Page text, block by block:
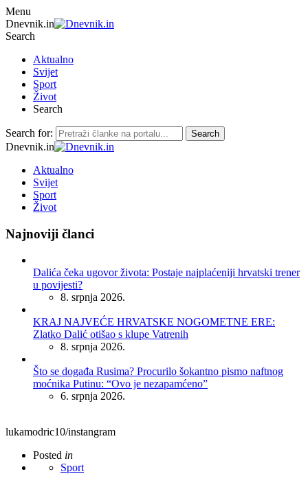
Menu
Dnevnik.in
Search
Aktualno
Svijet
Sport
Život
Search
Search for: Search
Dnevnik.in
Aktualno
Svijet
Sport
Život
Najnoviji članci
Dalića čeka ugovor života: Postaje najplaćeniji hrvatski trener
u povijesti?
8. srpnja 2026.
KRAJ NAJVEĆE HRVATSKE NOGOMETNE ERE:
Zlatko Dalić otišao s klupe Vatrenih
8. srpnja 2026.
Što se događa Rusima? Procurilo šokantno pismo naftnog
moćnika Putinu: “Ovo je nezapamćeno”
6. srpnja 2026.
lukamodric10/instangram
Posted in
Sport